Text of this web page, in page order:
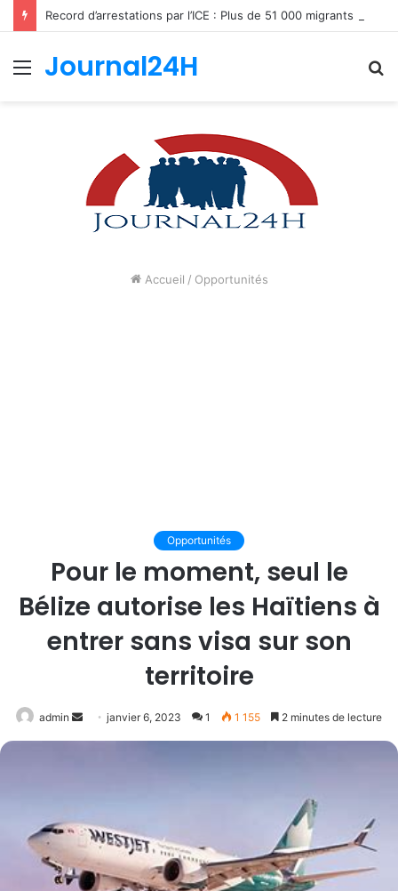
Menu
Journal24H
Accueil / Opportunités
Opportunités
Pour le moment, seul le
Bélize autorise les Haïtiens à
entrer sans visa sur son
territoire
admin
Envoyer
un
janvier 6, 2023 1 1 155 2 minutes de lecture